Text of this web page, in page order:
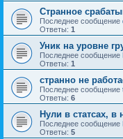
Странное
Последнее сообщение
Ответы: 1
Уник на уровне
Последнее сообщение
Ответы: 1
странно не
Последнее сообщение
Ответы: 6
Нули в статсах, в
Последнее сообщение
Ответы: 5